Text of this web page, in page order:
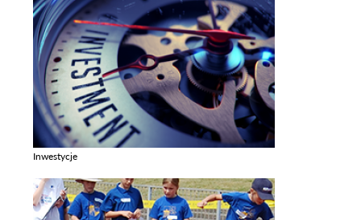
Inwestycje